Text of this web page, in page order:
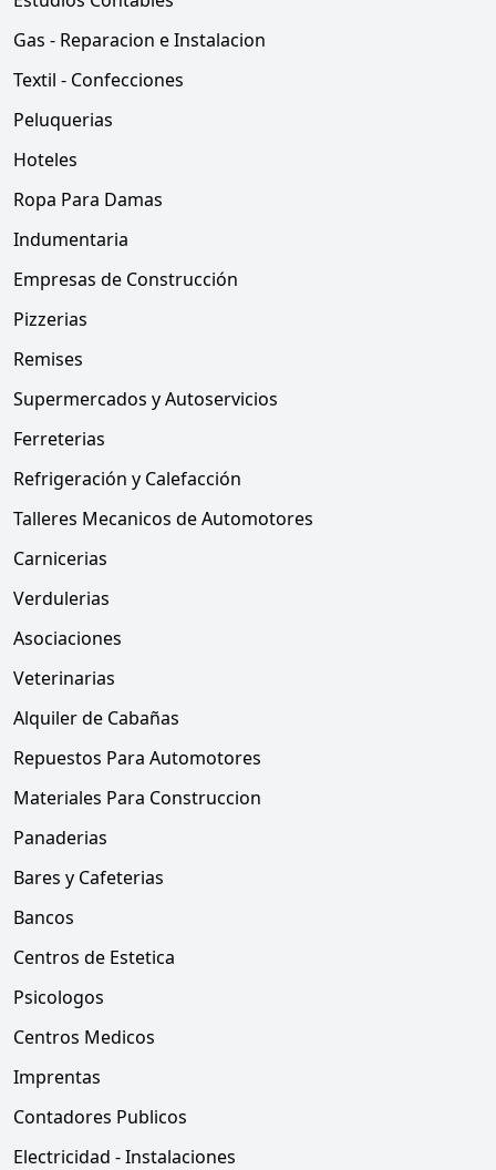
Gas - Reparacion e Instalacion
Textil - Confecciones
Peluquerias
Hoteles
Ropa Para Damas
Indumentaria
Empresas de Construcción
Pizzerias
Remises
Supermercados y Autoservicios
Ferreterias
Refrigeración y Calefacción
Talleres Mecanicos de Automotores
Carnicerias
Verdulerias
Asociaciones
Veterinarias
Alquiler de Cabañas
Repuestos Para Automotores
Materiales Para Construccion
Panaderias
Bares y Cafeterias
Bancos
Centros de Estetica
Psicologos
Centros Medicos
Imprentas
Contadores Publicos
Electricidad - Instalaciones